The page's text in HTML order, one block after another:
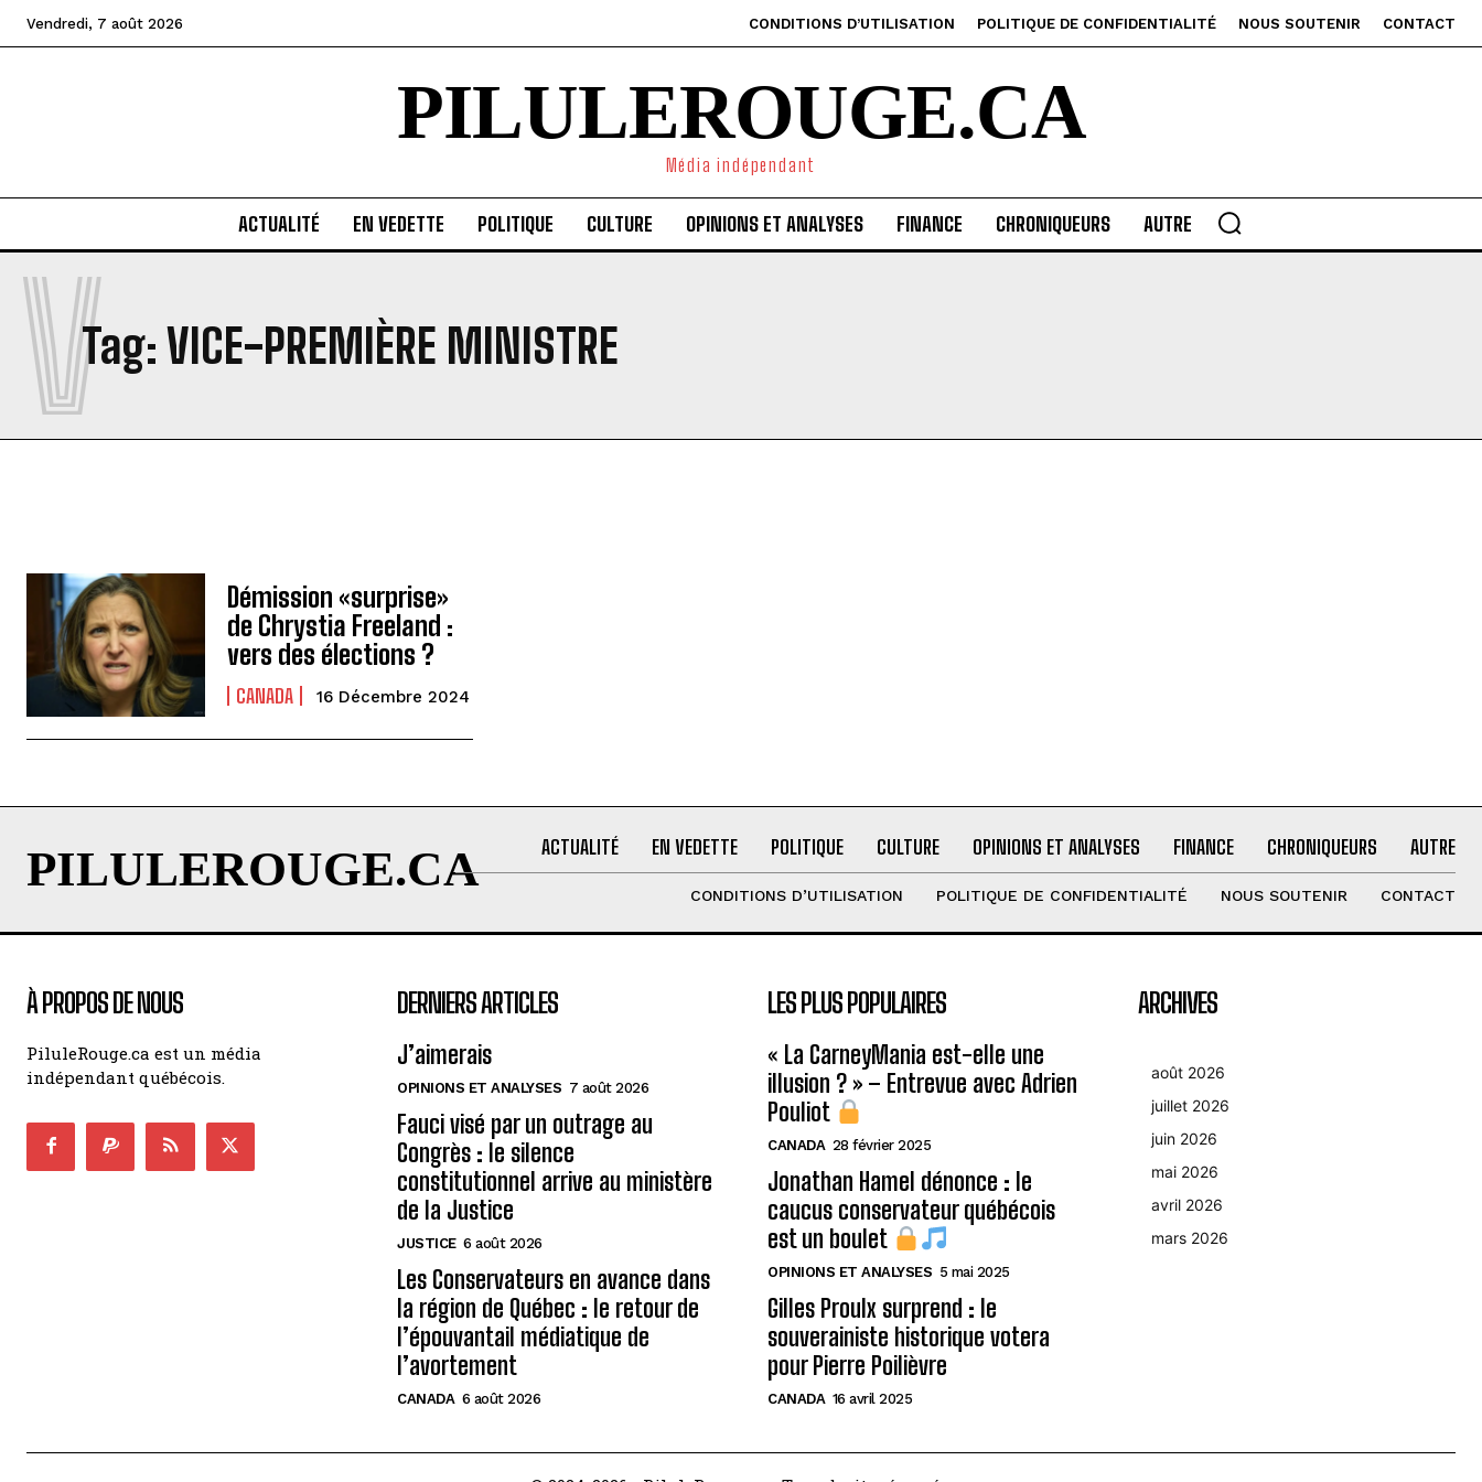
Vendredi, 7 août 2026 CONDITIONS D’UTILISATION POLITIQUE DE CONFIDENTIALITÉ NOUS SOUTENIR CONTACT
PILULEROUGE.CA
Média indépendant
ACTUALITÉ EN VEDETTE POLITIQUE CULTURE OPINIONS ET ANALYSES FINANCE CHRONIQUEURS AUTRE
Tag: VICE-PREMIÈRE MINISTRE
V
Démission «surprise»
de Chrystia Freeland :
vers des élections ?
CANADA 16 Décembre 2024
PILULEROUGE.CA ACTUALITÉ EN VEDETTE POLITIQUE CULTURE OPINIONS ET ANALYSES FINANCE CHRONIQUEURS AUTRE
CONDITIONS D’UTILISATION POLITIQUE DE CONFIDENTIALITÉ NOUS SOUTENIR CONTACT
À PROPOS DE NOUS
PiluleRouge.ca est un média
indépendant québécois.
DERNIERS ARTICLES
J’aimerais
OPINIONS ET ANALYSES 7 août 2026
Fauci visé par un outrage au
Congrès : le silence
constitutionnel arrive au ministère
de la Justice
JUSTICE 6 août 2026
Les Conservateurs en avance dans
la région de Québec : le retour de
l’épouvantail médiatique de
l’avortement
CANADA 6 août 2026
LES PLUS POPULAIRES
« La CarneyMania est-elle une
illusion ? » – Entrevue avec Adrien
Pouliot
CANADA 28 février 2025
Jonathan Hamel dénonce : le
caucus conservateur québécois
est un boulet
OPINIONS ET ANALYSES 5 mai 2025
Gilles Proulx surprend : le
souverainiste historique votera
pour Pierre Poilièvre
CANADA 16 avril 2025
ARCHIVES
août 2026
juillet 2026
juin 2026
mai 2026
avril 2026
mars 2026